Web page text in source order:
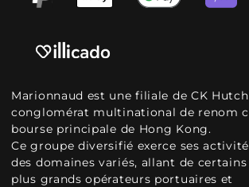
Marionnaud est une filiale de CK
conglomérat multinational de renom
bourse principale de Hong Kong.
Ce groupe diversifié exerce ses
des domaines variés, allant de certains
plus grands opérateurs portuaires et